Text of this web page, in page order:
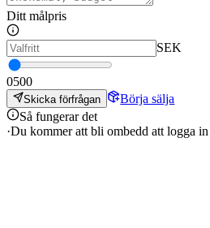
Ditt målpris
SEK
0500
Skicka förfrågan
Börja sälja
Så fungerar det
·Du kommer att bli ombedd att logga